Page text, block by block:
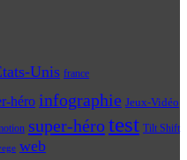
Unis france
héro infographie Jeux-Vidéo
super-hérotest Tilt Shift
web